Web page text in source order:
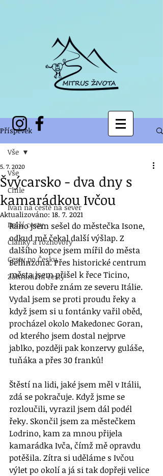
Příspěvek
Vše
Chile
Ivan na cestě na sever
Další cesty
Články a rozhovory
Cesty po Česku
Zahraniční cesty
Vše
Švýcarsko - dva dny s
kamarádkou Ivčou
5. 7. 2020
Aktualizováno: 18. 7. 2021
Ráno jsem sešel do městečka Isone,
odkud mě čekal další výšlap. Z
dalšího kopce jsem mířil do města
Bellinzona. Přes historické centrum
města jsem přišel k řece Ticino,
kterou dobře znám ze severu Itálie.
Vydal jsem se proti proudu řeky a
když jsem si u fontánky vařil oběd,
procházel okolo Makedonec Goran,
od kterého jsem dostal nejprve
jablko, později pak konzervy guláše,
tuňáka a přes 30 franků!
Štěstí na lidi, jaké jsem měl v Itálii,
zdá se pokračuje. Když jsme se
rozloučili, vyrazil jsem dál podél
řeky. Skončil jsem za městečkem
Lodrino, kam za mnou přijela
kamarádka Ivča, čímž mě opravdu
potěšila. Zítra si uděláme s Ivčou
výlet po okolí a já si tak dopřeji velice